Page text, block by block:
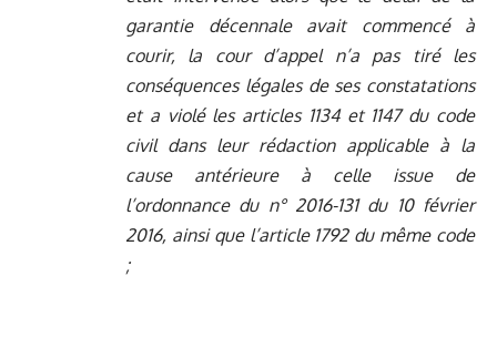
garantie décennale avait commencé à
courir, la cour d’appel n’a pas tiré les
conséquences légales de ses constatations
et a violé les articles 1134 et 1147 du code
civil dans leur rédaction applicable à la
cause antérieure à celle issue de
l’ordonnance du n° 2016-131 du 10 février
2016, ainsi que l’article 1792 du même code
;